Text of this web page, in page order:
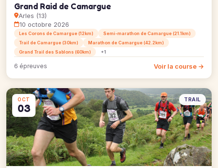
Grand Raid de Camargue
Arles (13)
10 octobre 2026
Les Corons de Camargue (12km)
Semi-marathon de Camargue (21.1km)
Trail de Camargue (30km)
Marathon de Camargue (42.2km)
Grand Trail des Sablons (60km)
+1
6 épreuves Voir la course →
OCT
03
TRAIL